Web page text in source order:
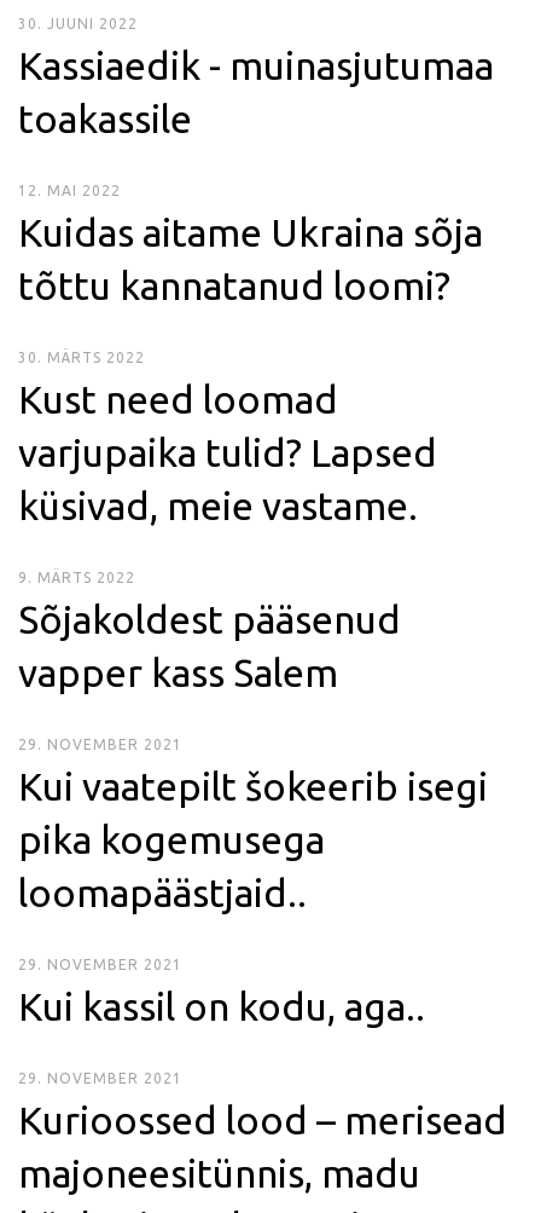
30. JUUNI 2022
Kassiaedik - muinasjutumaa
toakassile
12. MAI 2022
Kuidas aitame Ukraina sõja
tõttu kannatanud loomi?
30. MÄRTS 2022
Kust need loomad
varjupaika tulid? Lapsed
küsivad, meie vastame.
9. MÄRTS 2022
Sõjakoldest pääsenud
vapper kass Salem
29. NOVEMBER 2021
Kui vaatepilt šokeerib isegi
pika kogemusega
loomapäästjaid..
29. NOVEMBER 2021
Kui kassil on kodu, aga..
29. NOVEMBER 2021
Kurioossed lood – merisead
majoneesitünnis, madu